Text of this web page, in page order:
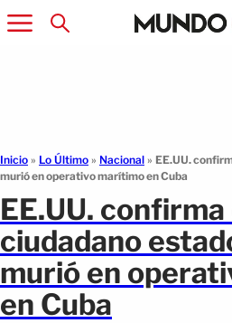
Inicio » Lo Último » Nacional » EE.UU.
murió en operativo marítimo en Cuba
EE.UU. confirma
ciudadano
murió en
en Cuba